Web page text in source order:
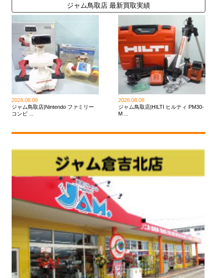
ジャム鳥取店 最新買取実績
2026.08.08
ジャム鳥取店|Nintendo ファミリー
コンピ ...
2026.08.08
ジャム鳥取店|HILTI ヒルティ PM30-
M ...